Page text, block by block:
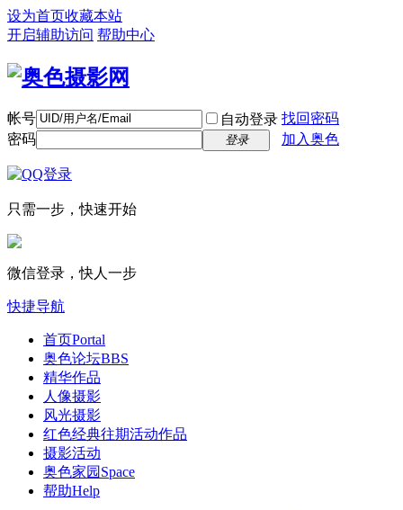
设为首页收藏本站
开启辅助访问 帮助中心
帐号 自动登录 找回密码
密码
登录 加入奥色
只需一步，快速开始
微信登录，快人一步
快捷导航
首页Portal
奥色论坛BBS
精华作品
人像摄影
风光摄影
红色经典往期活动作品
摄影活动
奥色家园 Space
帮助Help